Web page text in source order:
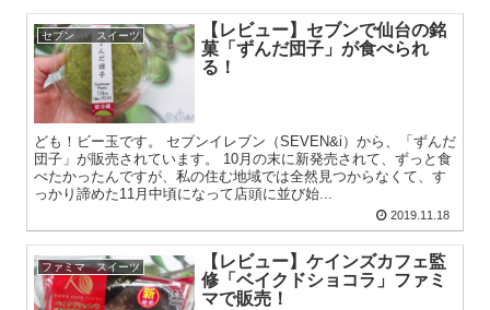
セブン スイーツ
【レビュー】セブンで仙台の銘
菓「ずんだ団子」が食べられ
る！
ども！ビー玉です。 セブンイレブン（SEVEN&i）から、「ずんだ
団子」が販売されています。 10月の末に新発売されて、ずっと食
べたかったんですが、私の住む地域では全然見つからなくて、す
っかり諦めた11月中頃になって店頭に並び始...
2019.11.18
ファミマ スイーツ
【レビュー】ケインズカフェ監
修「ベイクドショコラ」ファミ
マで販売！